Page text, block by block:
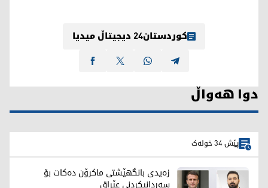
کوردستان24 دیجیتاڵ میدیا
دوا هەواڵ
پێش 34 خولەک
زەیدی بانگهێشتی ماکرۆن دەکات بۆ